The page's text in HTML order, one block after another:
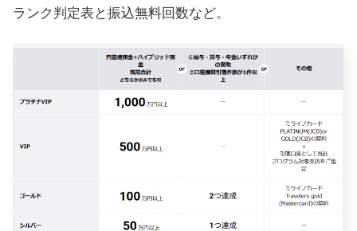
ランク判定表と振込無料回数など。